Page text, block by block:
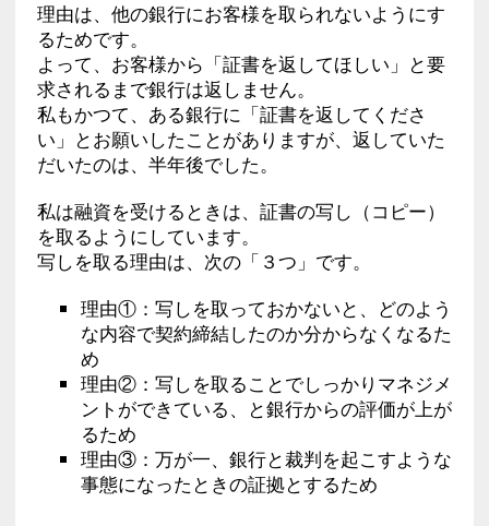
理由は、他の銀行にお客様を取られないようにす
るためです。
よって、お客様から「証書を返してほしい」と要
求されるまで銀行は返しません。
私もかつて、ある銀行に「証書を返してくださ
い」とお願いしたことがありますが、返していた
だいたのは、半年後でした。
私は融資を受けるときは、証書の写し（コピー）
を取るようにしています。
写しを取る理由は、次の「３つ」です。
理由①：写しを取っておかないと、どのよう
な内容で契約締結したのか分からなくなるた
め
理由②：写しを取ることでしっかりマネジメ
ントができている、と銀行からの評価が上が
るため
理由③：万が一、銀行と裁判を起こすような
事態になったときの証拠とするため